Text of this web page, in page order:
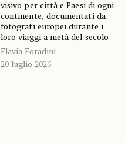
visivo per città e Paesi di ogni
continente, documentati da
fotografi europei durante i
loro viaggi a metà del secolo
Flavia Foradini
20 luglio 2026